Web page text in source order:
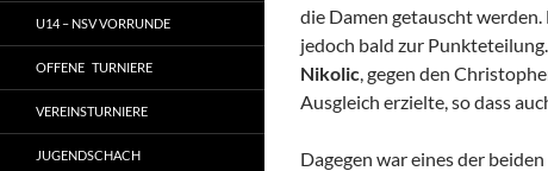
die Damen getauscht
jedoch bald zur
Nikolic, gegen den
Ausgleich erzielte, so dass
Dagegen war eines der
U14 – NSV VORRUNDE
OFFENE TURNIERE
VEREINSTURNIERE
JUGENDSCHACH